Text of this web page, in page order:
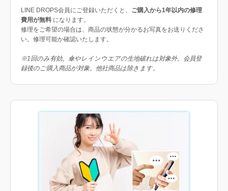
LINE DROPS会員にご登録いただくと、 ご購入から1年以内の修理
費用が無料 になります。
修理をご希望の場合は、商品の状態が分かるお写真をお送りくださ
い。修理可能か確認いたします。
※1回のみ有効。傘やレインウエアの生地破れは対象外。会員登
録後のご購入商品が対象。他社商品は除きます。